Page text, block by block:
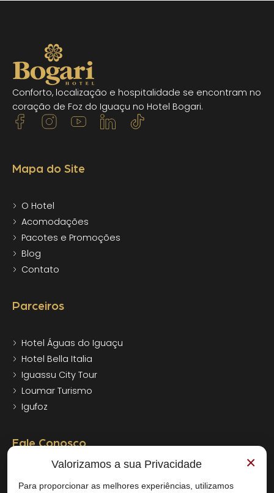
Conforto, localização e hospitalidade se encontram no
coração de Foz do Iguaçu no Hotel Bogari.
Mapa do Site
O Hotel
Acomodações
Pacotes e Promoções
Blog
Contato
Parceiros
Hotel Águas do Iguaçu
Hotel Bella Italia
Iguassu City Tour
Loumar Turismo
Igufoz
Fale Conosco
+55 (45) 3545-7000
×
Valorizamos a sua Privacidade
Para proporcionar as melhores experiências, utilizamos